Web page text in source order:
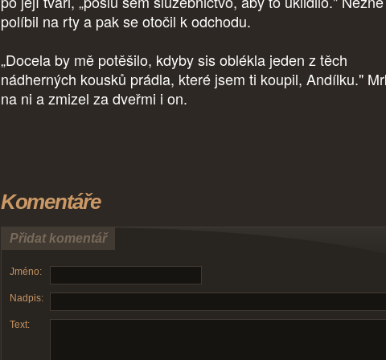
políbil na rty a pak se otočil k odchodu.
„Docela by mě potěšilo, kdyby sis oblékla jeden z těch
nádherných kousků prádla, které jsem ti koupil, Andílku."
na ni a zmizel za dveřmi i on.
Komentáře
Přidat komentář
Jméno:
Nadpis:
Text: